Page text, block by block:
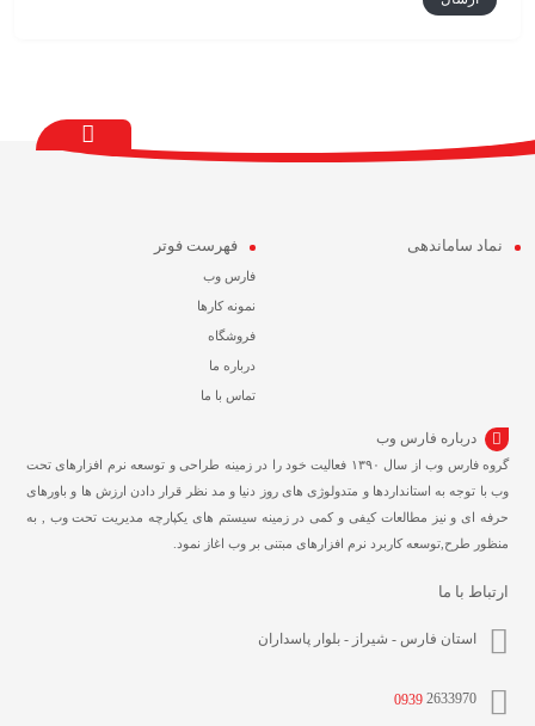
نماد ساماندهی فهرست فوتر
فارس وب
نمونه کارها
فروشگاه
درباره ما
تماس با ما
درباره فارس وب
گروه فارس وب از سال ۱۳۹۰ فعالیت خود را در زمینه طراحی و توسعه نرم افزارهای تحت
وب با توجه به استانداردها و متدولوژی های روز دنیا و مد نظر قرار دادن ارزش ها و باورهای
حرفه ای و نیز مطالعات کیفی و کمی در زمینه سیستم های یکپارچه مدیریت تحت وب , به
منظور طرح,توسعه کاربرد نرم افزارهای مبتنی بر وب اغاز نمود.
ارتباط با ما
استان فارس - شیراز - بلوار پاسداران
0939 2633970